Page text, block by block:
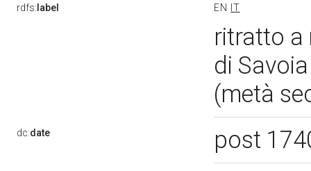
rdfs: label EN IT
ritratto a
di
(metà
dc:date post